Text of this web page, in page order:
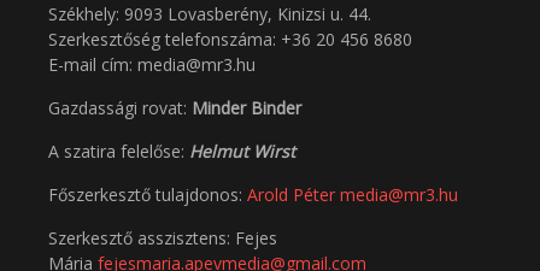
Székhely: 9093 Lovasberény, Kinizsi u. 44.
Szerkesztőség telefonszáma: +36 20 456 8680
E-mail cím: media@mr3.hu
Gazdassági rovat: Minder Binder
A szatira felelőse: Helmut Wirst
Főszerkesztő tulajdonos: Arold Péter media@mr3.hu
Szerkesztő asszisztens: Fejes
Mária fejesmaria.apevmedia@gmail.com